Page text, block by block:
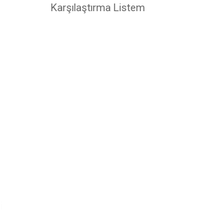
Karşılaştırma Listem